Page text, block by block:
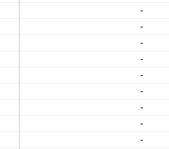
-
-
-
-
-
-
-
-
-